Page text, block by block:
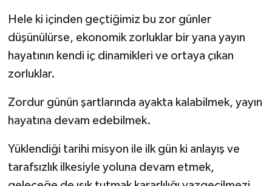
Hele ki içinden geçtiğimiz bu zor günler
düşünülürse, ekonomik zorluklar bir yana yayın
hayatının kendi iç dinamikleri ve ortaya çıkan
zorluklar.
Zordur günün şartlarında ayakta kalabilmek, yayın
hayatına devam edebilmek.
Yüklendiği tarihi misyon ile ilk gün ki anlayış ve
tarafsızlık ilkesiyle yoluna devam etmek,